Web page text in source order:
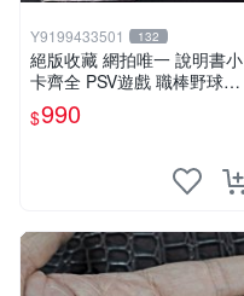
Y9199433501 132
絕版收藏 網拍唯一 說明書小
卡齊全 PSV遊戲 職棒野球魂2
012日文版
$990